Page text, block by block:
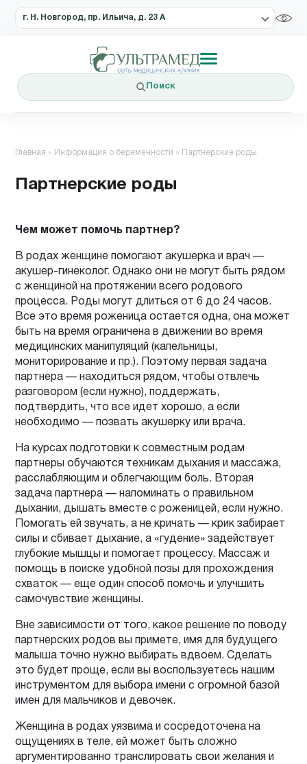
г. Н. Новгород, пр. Ильича, д. 23 А
Поиск
Главная » Информация о беременности » Партнерские роды
Партнерские роды
Чем может помочь партнер?
В родах женщине помогают акушерка и врач —
акушер-гинеколог. Однако они не могут быть рядом
с женщиной на протяжении всего родового
процесса. Роды могут длиться от 6 до 24 часов.
Все это время роженица остается одна, она может
быть на время ограничена в движении во время
медицинских манипуляций (капельницы,
мониторирование и пр.). Поэтому первая задача
партнера — находиться рядом, чтобы отвлечь
разговором (если нужно), поддержать,
подтвердить, что все идет хорошо, а если
необходимо — позвать акушерку или врача.
На курсах подготовки к совместным родам
партнеры обучаются техникам дыхания и массажа,
расслабляющим и облегчающим боль. Вторая
задача партнера — напоминать о правильном
дыхании, дышать вместе с роженицей, если нужно.
Помогать ей звучать, а не кричать — крик забирает
силы и сбивает дыхание, а «гудение» задействует
глубокие мышцы и помогает процессу. Массаж и
помощь в поиске удобной позы для прохождения
схваток — еще один способ помочь и улучшить
самочувствие женщины.
Вне зависимости от того, какое решение по поводу
партнерских родов вы примете, имя для будущего
малыша точно нужно выбирать вдвоем. Сделать
это будет проще, если вы воспользуетесь нашим
инструментом для выбора имени с огромной базой
имен для мальчиков и девочек.
Женщина в родах уязвима и сосредоточена на
ощущениях в теле, ей может быть сложно
аргументированно транслировать свои желания и